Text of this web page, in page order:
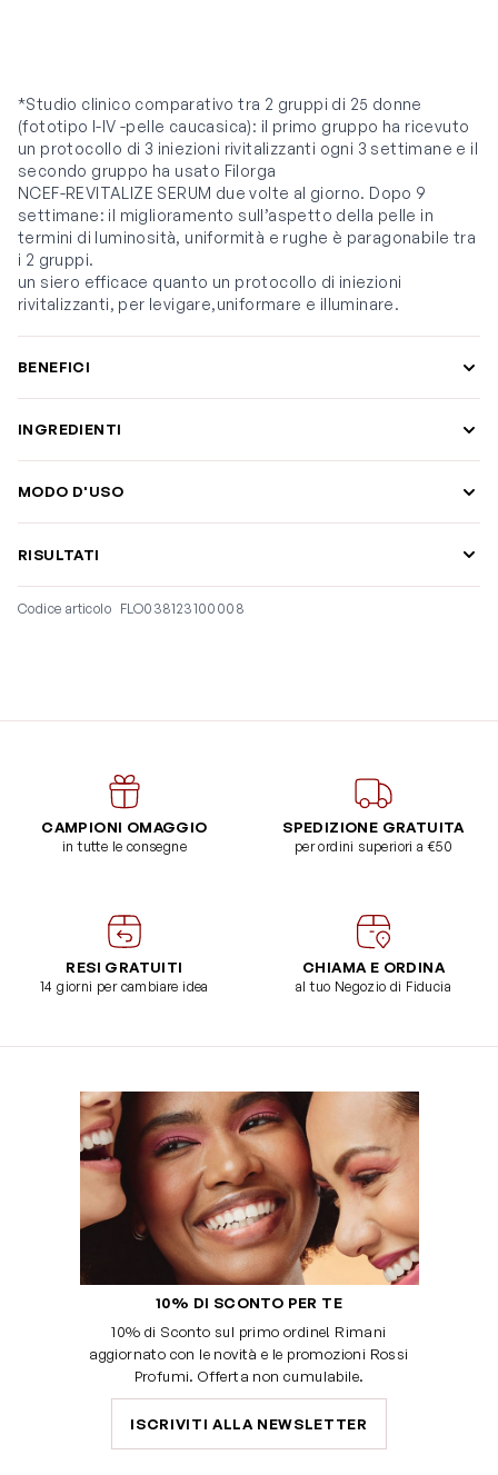
*Studio clinico comparativo tra 2 gruppi di 25 donne
(fototipo I-IV -pelle caucasica): il primo gruppo ha ricevuto
un protocollo di 3 iniezioni rivitalizzanti ogni 3 settimane e il
secondo gruppo ha usato Filorga
NCEF-REVITALIZE SERUM due volte al giorno. Dopo 9
settimane: il miglioramento sull’aspetto della pelle in
termini di luminosità, uniformità e rughe è paragonabile tra
i 2 gruppi.
un siero efficace quanto un protocollo di iniezioni
rivitalizzanti, per levigare,uniformare e illuminare.
BENEFICI
INGREDIENTI
MODO D'USO
RISULTATI
Codice articolo FLO038123100008
CAMPIONI OMAGGIO
in tutte le consegne
SPEDIZIONE GRATUITA
per ordini superiori a €50
RESI GRATUITI
14 giorni per cambiare idea
CHIAMA E ORDINA
al tuo Negozio di Fiducia
10% DI SCONTO PER TE
10% di Sconto sul primo ordine! Rimani
aggiornato con le novità e le promozioni Rossi
Profumi. Offerta non cumulabile.
ISCRIVITI ALLA NEWSLETTER